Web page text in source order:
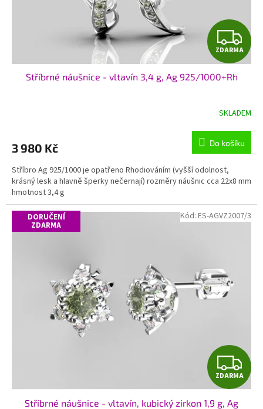
Z
D
R
M
A
ZDARMA
Stříbrné náušnice - vltavín 3,4 g, Ag 925/1000+Rh
SKLADEM
3 980 Kč Do košíku
Stříbro Ag 925/1000 je opatřeno Rhodiováním (vyšší odolnost,
krásný lesk a hlavně šperky nečernají) rozměry náušnic cca 22x8 mm
hmotnost 3,4 g
DORUČENÍ
ZDARMA
Z
D
ZDARMA
Stříbrné náušnice - vltavín, kubický zirkon 1,9 g, Ag
Kód: ES-AGVZ2007/3